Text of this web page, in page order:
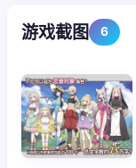
游戏截图 6